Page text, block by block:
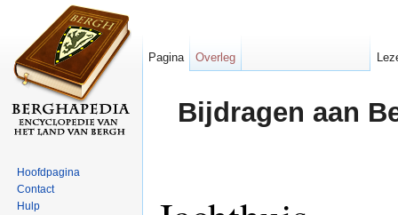
Bijdragen aan
Pagina Overleg
Hoofdpagina
Contact
Hulp